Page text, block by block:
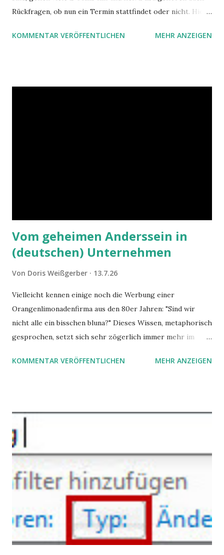
Rückfragen, ob nun ein Termin stattfindet oder nicht. Hier
Hilfe von Outlook.
KOMMENTAR VERÖFFENTLICHEN MEHR ANZEIGEN
Vom geheimen Anderssein in
(deutschen) Unternehmen
Von Doris Weißgerber 13.7.26
Vielleicht kennen einige noch die Werbung einer
Orangenlimonadenfirma aus den 80er Jahren: "Sind wir
nicht alle ein bisschen bluna?" Dieses Wissen, metaphorisch
gesprochen, setzt sich sehr zögerlich immer mehr im
gleich. Im Arbeitskontext kann es zu nicht verstandenen
Angstzuständen ihrer Mitglieder. Dafür könnte es Gründe
geben, die weitgehend noch im Dunkeln zu liegen scheinen.
KOMMENTAR VERÖFFENTLICHEN MEHR ANZEIGEN